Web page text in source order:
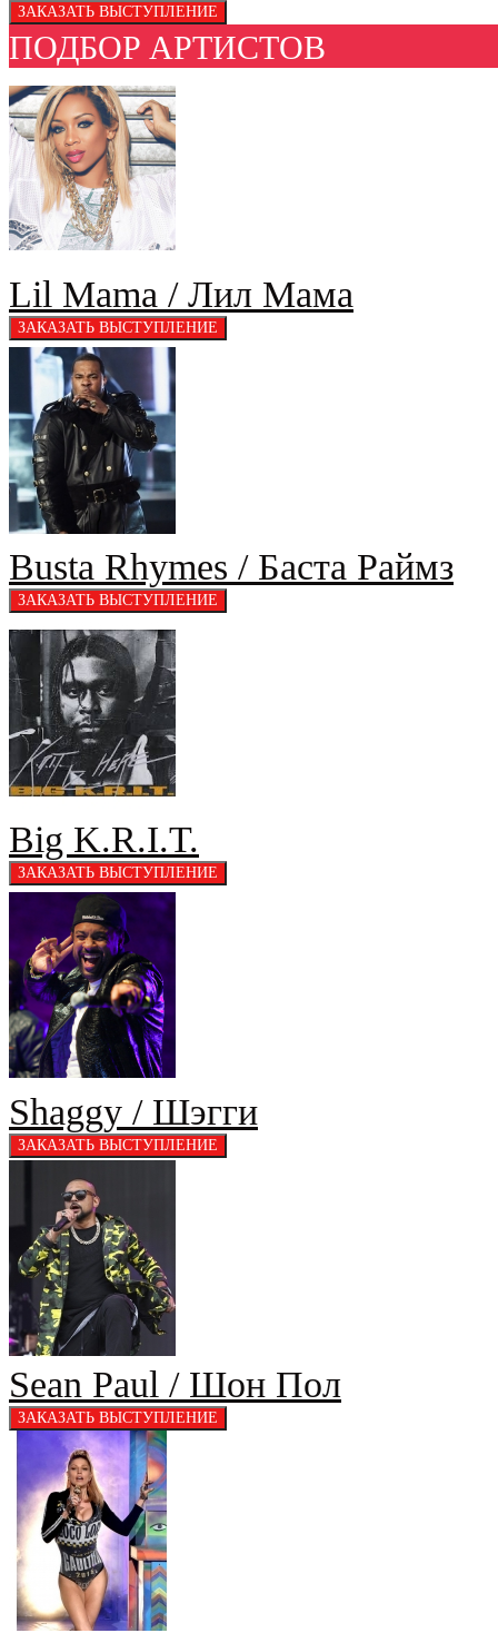
ПОДБОР АРТИСТОВ
Lil Mama / Лил Мама
Busta Rhymes / Баста Раймз
Big K.R.I.T.
Shaggy / Шэгги
Sean Paul / Шон Пол